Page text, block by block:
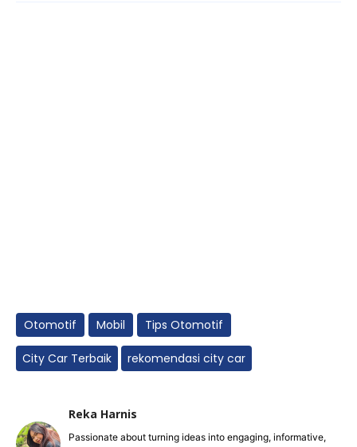
Otomotif Mobil Tips Otomotif
City Car Terbaik rekomendasi city car
Reka Harnis
Passionate about turning ideas into engaging, informative,